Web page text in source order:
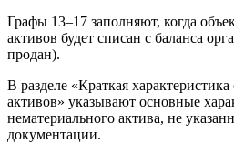
Графы 13–17 заполняют, когда
активов будет списан с баланса
продан).
В разделе «Краткая
активов» указывают основные
нематериального актива, не
документации.